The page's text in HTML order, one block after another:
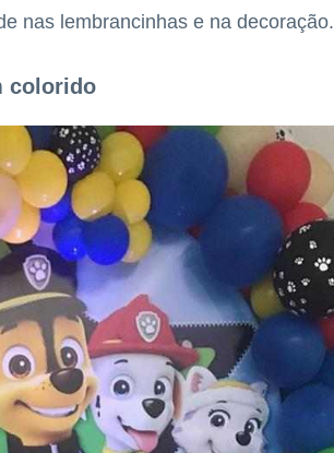
nas lembrancinhas e na decoração.
colorido